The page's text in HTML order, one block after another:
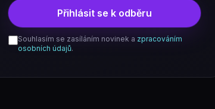
Přihlásit se k odběru
Souhlasím se zasíláním novinek a zpracováním
osobních údajů.